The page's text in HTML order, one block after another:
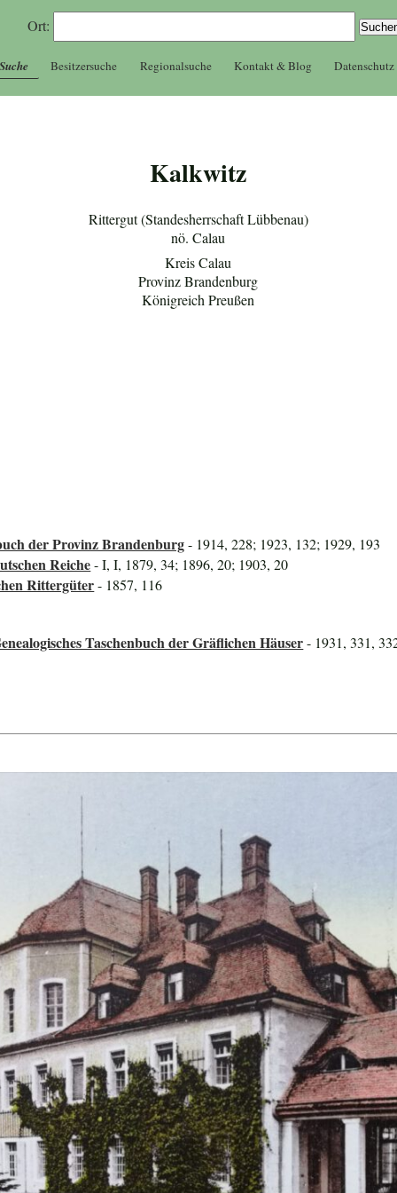
Ort:
Besitzersuche Regionalsuche Kontakt & Blog Datenschutz
Kalkwitz
Rittergut (Standesherrschaft Lübbenau)
nö. Calau
Kreis Calau
Provinz Brandenburg
Königreich Preußen
der Provinz Brandenburg- 1914, 228; 1923, 132; 1929, 193
Reiche- I, I, 1879, 34; 1896, 20; 1903, 20
Rittergüter- 1857, 116
Taschenbuch der Gräflichen Häuser- 1931, 331,